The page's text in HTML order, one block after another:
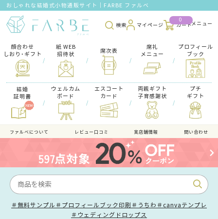
おしゃれな結婚式小物通販サイト｜FARBE ファルベ
検索 マイページ
0
カート
顔合わせ
しおり･ギフト
/
紙 WEB
招待状
/
席次表
/
席礼
メニュー
/
プロフィール
ブック
結婚
証明書
/
ウェルカム
ボード
/
エスコート
カード
/
両親ギフト
子育感謝状
/
プチ
ギフト
ファルべについて レビュー口コミ 実店舗情報 問い合わせ
＃無料サンプル ＃プロフィールブック印刷 ＃うちわ ＃canvaテンプレ
＃ウェディングドロップス